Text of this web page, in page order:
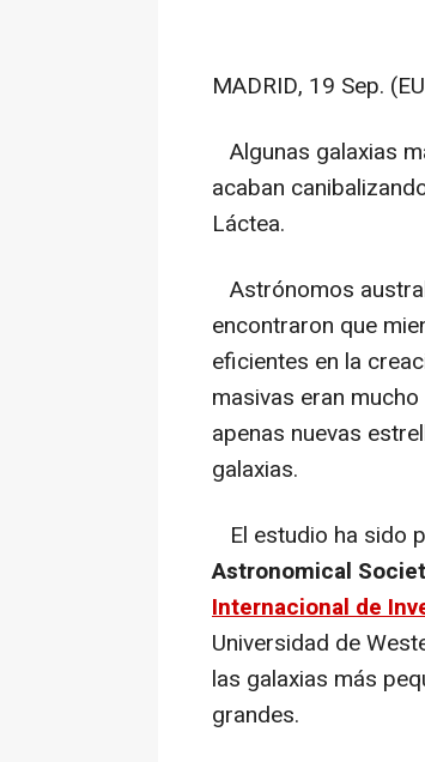
MADRID, 19 Sep.
Algunas galaxias
acaban
Láctea.
Astrónomos
encontraron que
eficientes en la
masivas eran
apenas nuevas
galaxias.
El estudio ha sido
Astronomical
Internacional de
Universidad de
las galaxias más
grandes.